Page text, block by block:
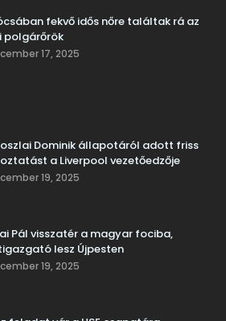
fekvő idős nőre találtak rá az
polgárőrök
17, 2025
Dominik állapotáról adott friss
a Liverpool vezetőedzője
19, 2025
Pál visszatér a magyar fociba,
lesz Újpesten
19, 2025